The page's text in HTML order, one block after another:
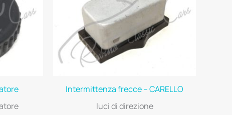
Intermittenza frecce – CARELLO
luci di direzione